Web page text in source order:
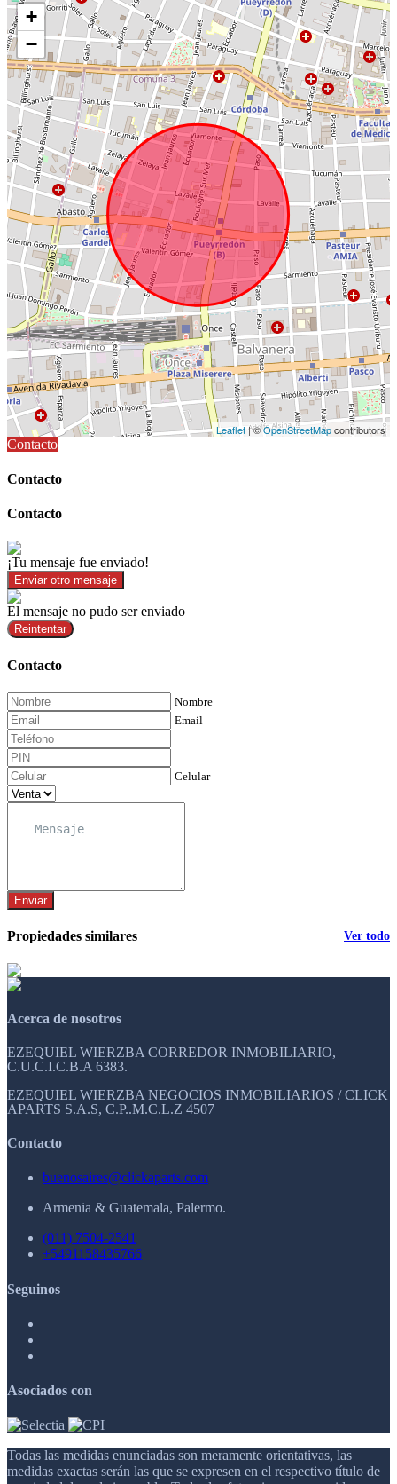
+
−
Leaflet| ©OpenStreetMapcontributors
Contacto
Contacto
Contacto
¡Tu mensaje fue enviado!
Enviar otro mensaje
El mensaje no pudo ser enviado
Reintentar
Contacto
Nombre
Email
Celular
Enviar
Propiedades similares Ver todo
Acerca de nosotros
EZEQUIEL WIERZBA CORREDOR INMOBILIARIO,
C.U.C.I.C.B.A 6383.
EZEQUIEL WIERZBA NEGOCIOS INMOBILIARIOS / CLICK
APARTS S.A.S, C.P..M.C.L.Z 4507
Contacto
buenosaires@clickaparts.com
Armenia & Guatemala, Palermo.
(011) 7504-2541
+5491158435766
Seguinos
Asociados con
Todas las medidas enunciadas son meramente orientativas, las
medidas exactas serán las que se expresen en el respectivo título de